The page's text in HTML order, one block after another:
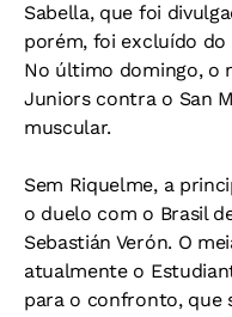
Sabella, que foi
porém, foi excluído do
No último domingo, o
Juniors contra o San
muscular.
Sem Riquelme, a
o duelo com o Brasil
Sebastián Verón. O
atualmente o
para o confronto, que